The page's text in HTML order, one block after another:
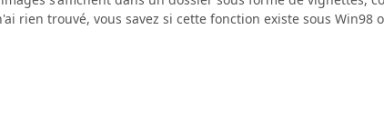
rien trouvé, vous savez si cette fonction existe sous Win98